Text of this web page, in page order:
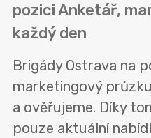
pozici Anketář,
každý den
Brigády Ostrava na
marketingový
a ověřujeme. Díky
pouze aktuální